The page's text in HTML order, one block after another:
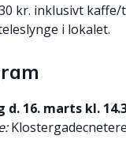
kr. inklusivt kaffe/
i lokalet.
d. 16. marts kl.